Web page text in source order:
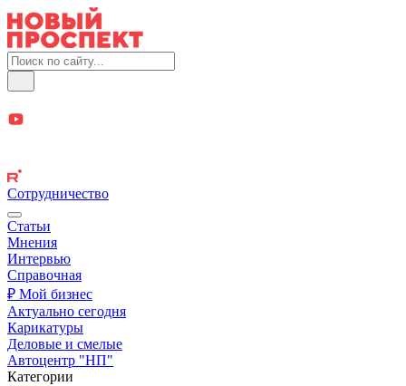
Сотрудничество
Статьи
Мнения
Интервью
Справочная
₽ Мой бизнес
Актуально сегодня
Карикатуры
Деловые и смелые
Автоцентр "НП"
Категории